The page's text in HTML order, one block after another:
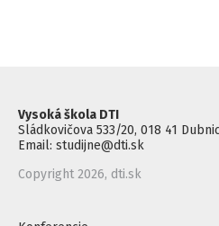
Vysoká škola DTI
Sládkovičova 533/20, 018 41
Email: studijne@dti.sk
Copyright 2026, dti.sk